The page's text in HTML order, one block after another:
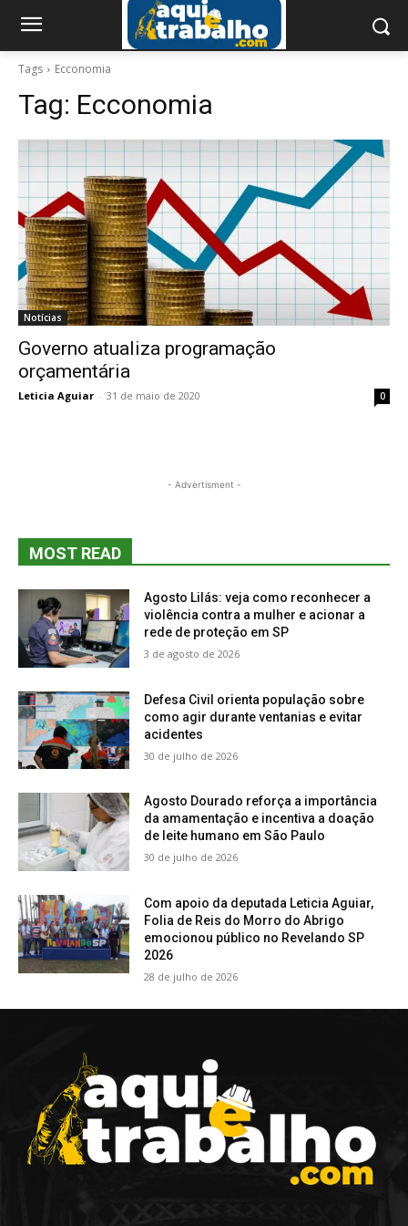
Tags Ecconomia
Tag: Ecconomia
Notícias
Governo atualiza programação
orçamentária
Leticia Aguiar - 31 de maio de 2020 0
- Advertisment -
MOST READ
Agosto Lilás: veja como reconhecer a
violência contra a mulher e acionar a
rede de proteção em SP
3 de agosto de 2026
Defesa Civil orienta população sobre
como agir durante ventanias e evitar
acidentes
30 de julho de 2026
Agosto Dourado reforça a importância
da amamentação e incentiva a doação
de leite humano em São Paulo
30 de julho de 2026
Com apoio da deputada Leticia Aguiar,
Folia de Reis do Morro do Abrigo
emocionou público no Revelando SP
2026
28 de julho de 2026